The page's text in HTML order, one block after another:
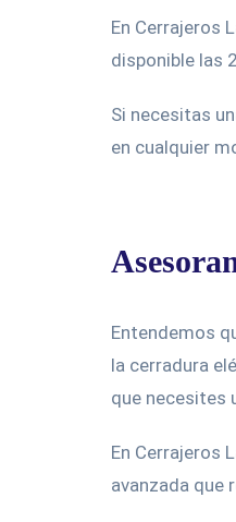
En Cerrajeros
disponible las
Si necesitas
en cualquier
Entendemos
la cerradura
que necesites
En Cerrajeros
avanzada que